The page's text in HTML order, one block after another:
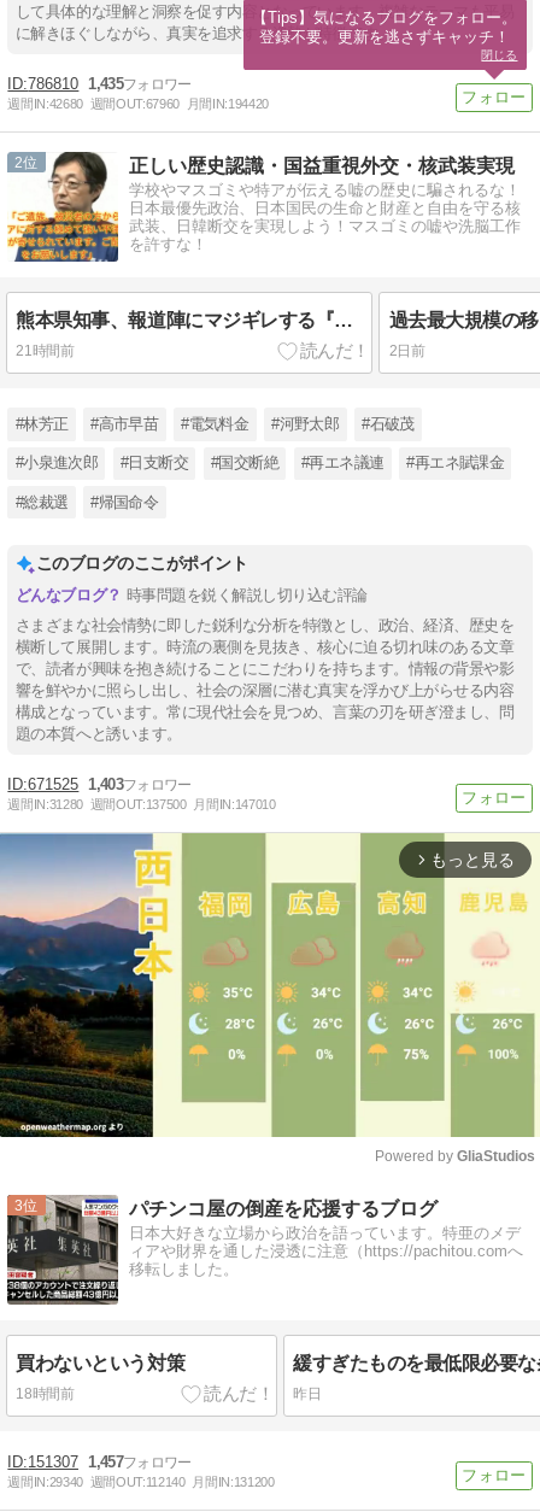
して具体的な理解と洞察を促す内容となっています。複雑なテーマも平易
に解きほぐしながら、真実を追求する姿勢が特徴です。
786810 1,435
週間IN:42680 週間OUT:67960 月間IN:194420
2 正しい歴史認識・国益重視外交・核武装実現
学校やマスゴミや特アが伝える嘘の歴史に騙されるな！
日本最優先政治、日本国民の生命と財産と自由を守る核
武装、日韓断交を実現しよう！マスゴミの嘘や洗脳工作
を許すな！
熊本県知事、報道陣にマジギレする『例えばご遺族のところに押しかけてくる！多忙な自治体の職員を長時間拘束して数字などの調査を要求する』マスゴミは百害あって一利なし
21時間前 2日前
#林芳正 #高市早苗 #電気料金 #河野太郎 #石破茂
#小泉進次郎 #日支断交 #国交断絶 #再エネ議連 #再エネ賦課金
#総裁選 #帰国命令
このブログのここがポイント
時事問題を鋭く解説し切り込む評論
さまざまな社会情勢に即した鋭利な分析を特徴とし、政治、経済、歴史を
横断して展開します。時流の裏側を見抜き、核心に迫る切れ味のある文章
で、読者が興味を抱き続けることにこだわりを持ちます。情報の背景や影
響を鮮やかに照らし出し、社会の深層に潜む真実を浮かび上がらせる内容
構成となっています。常に現代社会を見つめ、言葉の刃を研ぎ澄まし、問
題の本質へと誘います。
671525 1,403
週間IN:31280 週間OUT:137500 月間IN:147010
arrow_forward_ios もっと見る
Powered by GliaStudios
3 パチンコ屋の倒産を応援するブログ
日本大好きな立場から政治を語っています。特亜のメデ
ィアや財界を通した浸透に注意（https://pachitou.comへ
移転しました。
買わないという対策
18時間前 昨日
151307 1,457
週間IN:29340 週間OUT:112140 月間IN:131200
【Tips】気になるブログをフォロー。
登録不要。更新を逃さずキャッチ！
閉じる